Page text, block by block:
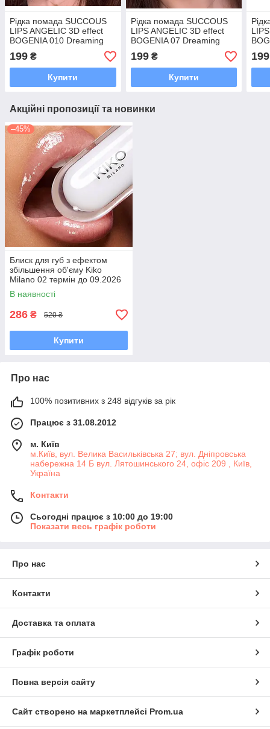
Рідка помада SUCCOUS
LIPS ANGELIC 3D effect
BOGENIA 010 Dreaming
199 ₴
Купити
Рідка помада SUCCOUS
LIPS ANGELIC 3D effect
BOGENIA 07 Dreaming
199₴
Купити
199
Акційні пропозиції та новинки
–45%
Блиск для губ з ефектом
збільшення об'єму Kiko
Milano 02 термін до 09.2026
В наявності
286 ₴ 520 ₴
Купити
Про нас
100% позитивних з 248 відгуків за рік
Працює з 31.08.2012
м. Київ
м.Київ, вул. Велика Васильківська 27; вул. Дніпровська
набережна 14 Б вул. Лятошинського 24, офіс 209 , Київ,
Україна
Контакти
Сьогодні працює з 10:00 до 19:00
Показати весь графік роботи
Про нас
Контакти
Доставка та оплата
Графік роботи
Повна версія сайту
Сайт створено на маркетплейсі Prom.ua